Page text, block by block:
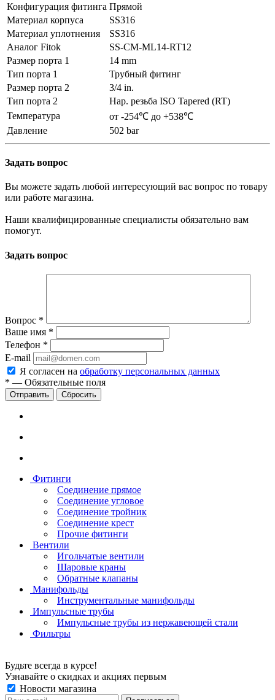
Конфигурация фитинга Прямой
Материал корпуса
SS316
Материал уплотнения
SS316
Аналог Fitok
SS-CM-ML14-RT12
Размер порта 1
14 mm
Тип порта 1
Трубный фитинг
Размер порта 2
3/4 in.
Тип порта 2
Нар. резьба ISO Tapered (RT)
Температура
от -254℃ до +538℃
Давление
502 bar
Задать вопрос
Вы можете задать любой интересующий вас вопрос по товару
или работе магазина.
Наши квалифицированные специалисты обязательно вам
помогут.
Задать вопрос
Вопрос *
Ваше имя *
Телефон *
E-mail
Я согласен на обработку персональных данных
* — Обязательные поля
Сбросить
Фитинги
Соединение прямое
Соединение угловое
Соединение тройник
Соединение крест
Прочие фитинги
Вентили
Игольчатые вентили
Шаровые краны
Обратные клапаны
Манифольды
Инструментальные манифольды
Импульсные трубы
Импульсные трубы из нержавеющей стали
Фильтры
Будьте всегда в курсе!
Узнавайте о скидках и акциях первым
Новости магазина